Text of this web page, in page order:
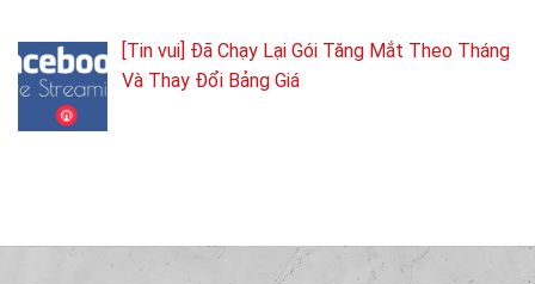
[Tin vui] Đã Chạy Lại Gói Tăng Mắt Theo Tháng
Và Thay Đổi Bảng Giá